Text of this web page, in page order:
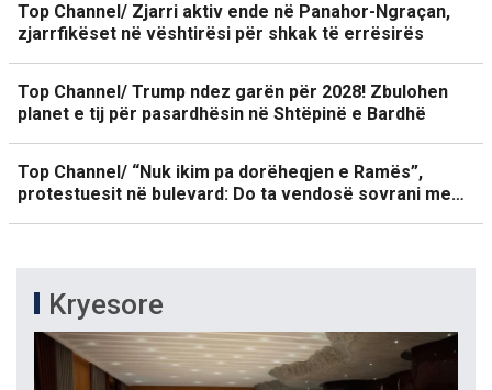
Top Channel/ Zjarri aktiv ende në Panahor-Ngraçan,
zjarrfikëset në vështirësi për shkak të errësirës
Top Channel/ Trump ndez garën për 2028! Zbulohen
planet e tij për pasardhësin në Shtëpinë e Bardhë
Top Channel/ “Nuk ikim pa dorëheqjen e Ramës”,
protestuesit në bulevard: Do ta vendosë sovrani me…
Kryesore